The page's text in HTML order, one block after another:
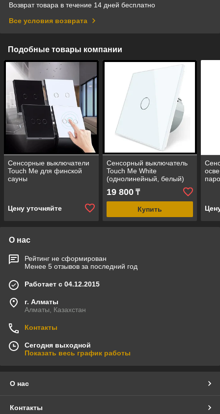
Возврат товара в течение 14 дней бесплатно
Все условия возврата
Подобные товары компании
Сенсорные выключатели
Touch Me для финской
сауны
Цену уточняйте
Сенсорный выключатель
Touch Me White
(однолинейный, белый)
для финской сауны
19 800₸
Купить
О нас
Рейтинг не сформирован
Менее 5 отзывов за последний год
Работает с 04.12.2015
г. Алматы
Алматы, Казахстан
Контакты
Сегодня выходной
Показать весь график работы
О нас
Контакты